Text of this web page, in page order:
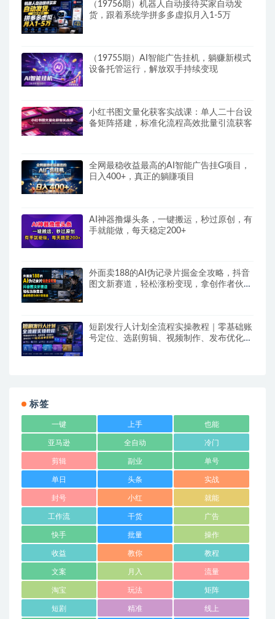
（19756期）机器人自动接待买家自动发
货，跟着系统学拼多多虚拟月入1-5万
（19755期）AI智能广告挂机，躺赚新模式
设备托管运行，解放双手持续变现
小红书图文量化获客实战课：单人二十台设
备矩阵搭建，标准化流程高效批量引流获客
全网最稳收益最高的AI智能广告挂G项目，
日入400+，真正的躺賺项目
AI神器撸爆头条，一键搬运，秒过原创，有
手就能做，每天稳定200+
外面卖188的AI伪记录片掘金全攻略，抖音
图文新赛道，轻松涨粉变现，拿创作者伙伴
短剧发行人计划全流程实操教程｜零基础账
号定位、选剧剪辑、视频制作、发布优化一
标签
一键 上手 也能
亚马逊 全自动 冷门
剪辑 副业 单号
单日 头条 实战
封号 小红 就能
工作流 干货 广告
快手 批量 操作
收益 教你 教程
文案 月入 流量
淘宝 玩法 矩阵
短剧 精准 线上